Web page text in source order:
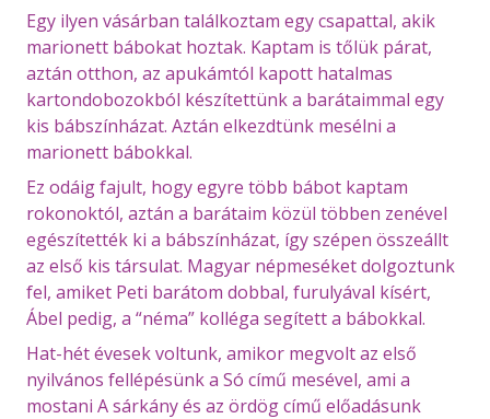
Egy ilyen vásárban találkoztam egy csapattal, akik
marionett bábokat hoztak. Kaptam is tőlük párat,
aztán otthon, az apukámtól kapott hatalmas
kartondobozokból készítettünk a barátaimmal egy
kis bábszínházat. Aztán elkezdtünk mesélni a
marionett bábokkal.
Ez odáig fajult, hogy egyre több bábot kaptam
rokonoktól, aztán a barátaim közül többen zenével
egészítették ki a bábszínházat, így szépen összeállt
az első kis társulat. Magyar népmeséket dolgoztunk
fel, amiket Peti barátom dobbal, furulyával kísért,
Ábel pedig, a “néma” kolléga segített a bábokkal.
Hat-hét évesek voltunk, amikor megvolt az első
nyilvános fellépésünk a Só című mesével, ami a
mostani A sárkány és az ördög című előadásunk